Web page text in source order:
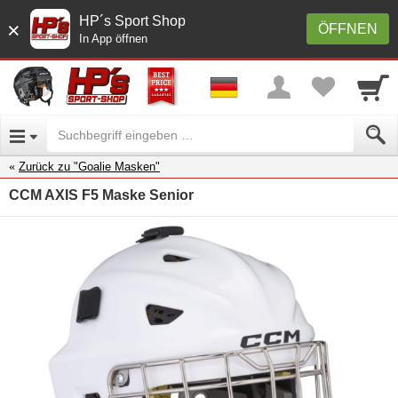
× ÖFFNEN
HP´s Sport Shop
In App öffnen
Zurück zu "Goalie Masken"
CCM AXIS F5 Maske Senior